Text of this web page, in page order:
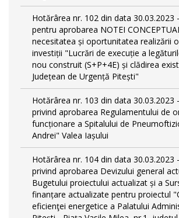
Hotărârea nr. 102 din data 30.03.2023
pentru aprobarea NOTEI
necesitatea și oportunitatea realizării
investiții "Lucrări de execuție a
nou construit (S+P+4E) și clădirea
Județean de Urgență Pitești"
Hotărârea nr. 103 din data 30.03.2023
privind aprobarea Regulamentului de
funcționare a Spitalului de
Andrei" Valea Iașului
Hotărârea nr. 104 din data 30.03.2023
privind aprobarea Devizului general
Bugetului proiectului actualizat și a
finanțare actualizate pentru proiectul
eficienţei energetice a Palatului